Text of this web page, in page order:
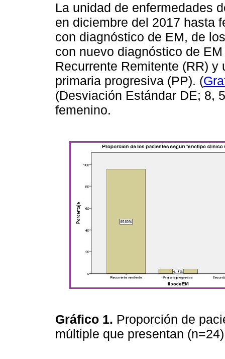
La unidad de enfermedades
en diciembre del 2017 hasta
con diagnóstico de EM, de
con nuevo diagnóstico de
Recurrente Remitente (RR)
primaria progresiva (PP). (
(Desviación Estándar DE; 8,
femenino.
Gráfico 1. Proporción de
múltiple que presentan